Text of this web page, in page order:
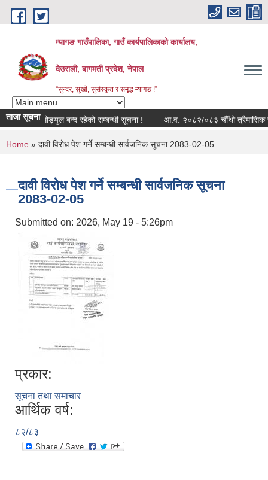
Skip to main content
म्यागङ गाउँपालिका, गाउँ कार्यपालिकाको कार्यालय,
देउराली, बागमती प्रदेश, नेपाल
“सुन्दर, सुखी, सुसंस्कृत र समृद्ध म्यागङ !”
ताजा सूचना
राजश्व मोड्युल बन्द रहेको सम्बन्धी सूचना ! आ.व. २०८२/०८३ चौँथो त्रैमासिक
You are here
Home » दावी विरोध पेश गर्ने सम्बन्धी सार्वजनिक सूचना 2083-02-05
दावी विरोध पेश गर्ने सम्बन्धी सार्वजनिक सूचना
2083-02-05
Submitted on: 2026, May 19 - 5:26pm
प्रकार:
सूचना तथा समाचार
आर्थिक वर्ष:
८२/८३